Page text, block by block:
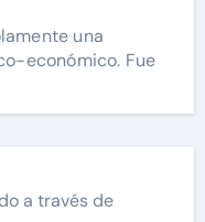
una
económico. Fue
a través de